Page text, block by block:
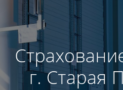
г. Старая